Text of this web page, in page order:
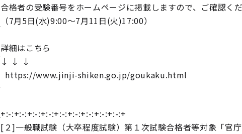
合格者の受験番号をホームページに掲載しますので、ご確認くだ
（7月5日(水)9:00～7月11日(火)17:00）
詳細はこちら
↓ ↓ ↓
https://www.jinji-shiken.go.jp/goukaku.html
+:-:+:-:+:-:+:-:+:-:+:-:+:-:+:-:+:-:+
[２]一般職試験（大卒程度試験）第１次試験合格者等対象「官